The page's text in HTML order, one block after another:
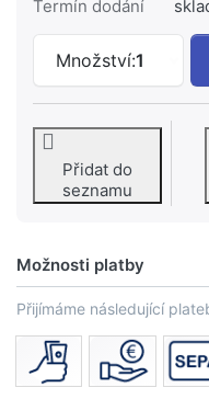
Termín dodání
Množství:1
Přidat do
seznamu
Možnosti platby
Přijímáme následující